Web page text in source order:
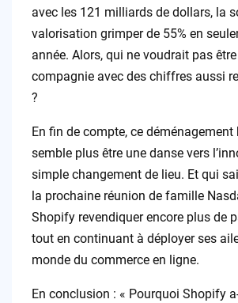
avec les 121 milliards de dollars, la
valorisation grimper de 55% en
année. Alors, qui ne voudrait pas
compagnie avec des chiffres aussi
?
En fin de compte, ce déménagement
semble plus être une danse vers
simple changement de lieu. Et qui
la prochaine réunion de famille
Shopify revendiquer encore plus de
tout en continuant à déployer ses
monde du commerce en ligne.
En conclusion : « Pourquoi Shopify